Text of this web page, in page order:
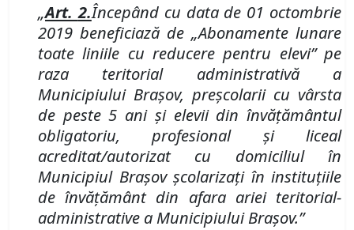
„Art.2.Începând cu data de 01 octombrie
2019 beneficiază de „Abonamente lunare
toate liniile cu reducere pentru elevi” pe
raza teritorial administrativă a
Municipiului Braşov, preşcolariicu vârsta
de peste 5 anişi eleviidin învăţământul
obligatoriu, profesional şi liceal
acreditat/autorizatcu domiciliul în
Municipiul Braşov şcolarizaţi în instituţiile
de învăţământ din afara ariei teritorial-
administrative a Municipiului Braşov.”